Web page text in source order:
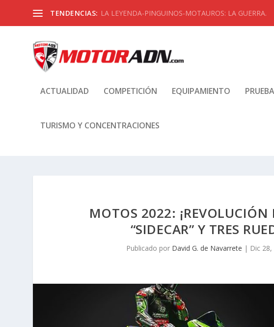
TENDENCIAS: LA LEYENDA-PINGUINOS-MOTAUROS: LA GUERRA.
ACTUALIDAD COMPETICIÓN EQUIPAMIENTO
TURISMO Y CONCENTRACIONES
MOTOS 2022:
“SIDECAR” Y TRES
Publicado por David G. de Navarrete | Dic 28,